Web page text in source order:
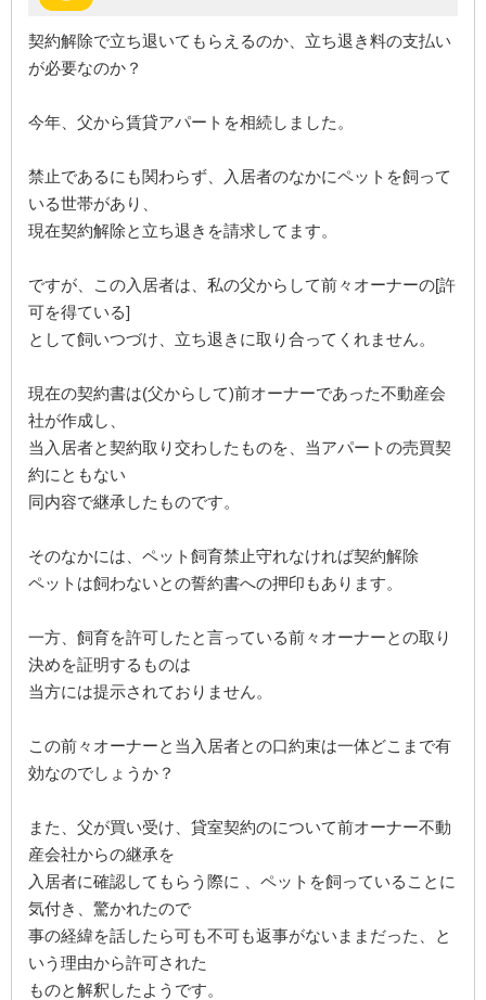
契約解除で立ち退いてもらえるのか、立ち退き料の支払い
が必要なのか？
今年、父から賃貸アパートを相続しました。
禁止であるにも関わらず、入居者のなかにペットを飼って
いる世帯があり、
現在契約解除と立ち退きを請求してます。
ですが、この入居者は、私の父からして前々オーナーの[許
可を得ている]
として飼いつづけ、立ち退きに取り合ってくれません。
現在の契約書は(父からして)前オーナーであった不動産会
社が作成し、
当入居者と契約取り交わしたものを、当アパートの売買契
約にともない
同内容で継承したものです。
そのなかには、ペット飼育禁止守れなければ契約解除
ペットは飼わないとの誓約書への押印もあります。
一方、飼育を許可したと言っている前々オーナーとの取り
決めを証明するものは
当方には提示されておりません。
この前々オーナーと当入居者との口約束は一体どこまで有
効なのでしょうか？
また、父が買い受け、貸室契約のについて前オーナー不動
産会社からの継承を
入居者に確認してもらう際に 、ペットを飼っていることに
気付き、驚かれたので
事の経緯を話したら可も不可も返事がないままだった、と
いう理由から許可された
ものと解釈したようです。